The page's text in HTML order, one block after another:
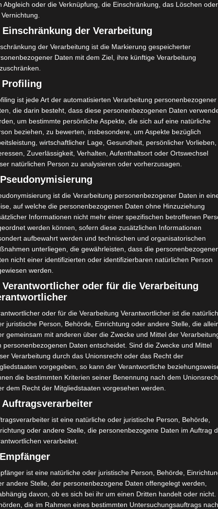
kam klein & handlich verpackt in einer kleinen
Sommerblau erhalten … es gibt ihn aber auch noch in
leicht und kompakt verpackt, ideal um ihn überall mit
Fürs Schwimmbad, auf Festivals, im Park oder am Strand ….
Abgleich oder die Verknüpfung, die Einschränkung, das Löschen oder
Einschränkung der Verarbeitung
der Verarbeitung ist die Markierung gespeicherter
Daten mit dem Ziel, ihre künftige Verarbeitung
Profiling
ist jede Art der automatisierten Verarbeitung personenbezogener
die darin besteht, dass diese personenbezogenen Daten
um bestimmte persönliche Aspekte, die sich auf eine natürliche
beziehen, zu bewerten, insbesondere, um Aspekte bezüglich
wirtschaftlicher Lage, Gesundheit, persönlicher Vorlieben,
Zuverlässigkeit, Verhalten, Aufenthaltsort oder Ortswechsel
natürlichen Person zu analysieren oder vorherzusagen.
ist die Verarbeitung personenbezogener Daten in
auf welche die personenbezogenen Daten ohne Hinzuziehung
Informationen nicht mehr einer spezifischen betroffenen
werden können, sofern diese zusätzlichen Informationen
aufbewahrt werden und technischen und organisatorischen
unterliegen, die gewährleisten, dass die
nicht einer identifizierten oder identifizierbaren natürlichen Person
werden.
Verantwortlicher oder für die Verarbeitung
oder für die Verarbeitung Verantwortlicher ist die
juristische Person, Behörde, Einrichtung oder andere Stelle, die
gemeinsam mit anderen über die Zwecke und Mittel der
personenbezogenen Daten entscheidet. Sind die Zwecke und Mittel
Verarbeitung durch das Unionsrecht oder das Recht der
vorgegeben, so kann der Verantwortliche
die bestimmten Kriterien seiner Benennung nach dem
dem Recht der Mitgliedstaaten vorgesehen werden.
Auftragsverarbeiter
ist eine natürliche oder juristische Person, Behörde,
oder andere Stelle, die personenbezogene Daten im Auftrag
verarbeitet.
ist eine natürliche oder juristische Person, Behörde,
andere Stelle, der personenbezogene Daten offengelegt werden,
davon, ob es sich bei ihr um einen Dritten handelt oder nicht.
die im Rahmen eines bestimmten Untersuchungsauftrags nach